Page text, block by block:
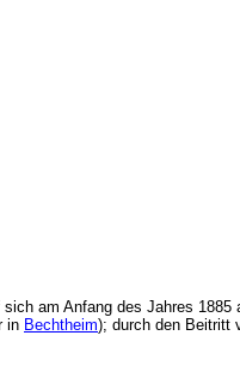
sich am Anfang des Jahres 1885
in Bechtheim); durch den Beitritt